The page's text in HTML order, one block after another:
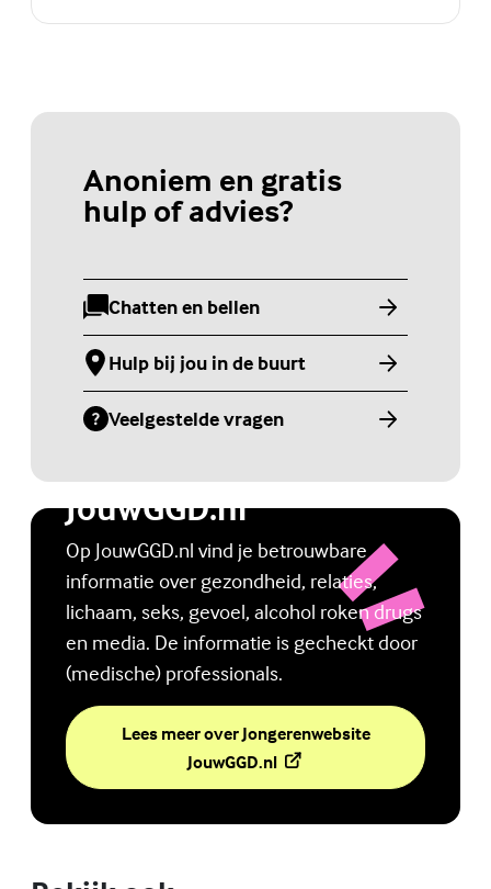
Anoniem en gratis
hulp of advies?
Chatten en bellen
(Externe link)
Hulp bij jou in de buurt
(Externe link)
Veelgestelde vragen
(Externe link)
Jongerenwebsite
JouwGGD.nl
Op JouwGGD.nl vind je betrouwbare
informatie over gezondheid, relaties,
lichaam, seks, gevoel, alcohol roken drugs
en media. De informatie is gecheckt door
(medische) professionals.
Lees meer over Jongerenwebsite
JouwGGD.nl(Externe link)